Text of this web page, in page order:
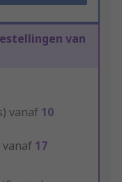
van
vanaf 10
vanaf 17